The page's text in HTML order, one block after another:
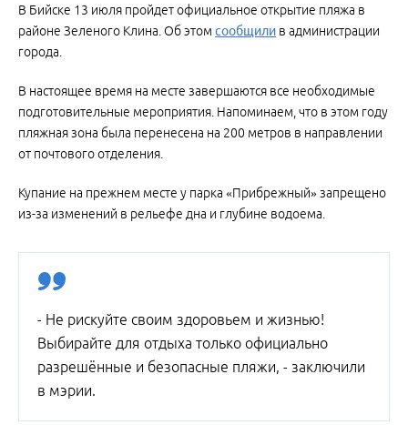
В Бийске 13 июля пройдет официальное открытие пляжа в
районе Зеленого Клина. Об этом сообщили в администрации
города.
В настоящее время на месте завершаются все необходимые
подготовительные мероприятия. Напоминаем, что в этом году
пляжная зона была перенесена на 200 метров в направлении
от почтового отделения.
Купание на прежнем месте у парка «Прибрежный» запрещено
из-за изменений в рельефе дна и глубине водоема.
- Не рискуйте своим здоровьем и жизнью!
Выбирайте для отдыха только официально
разрешённые и безопасные пляжи, - заключили
в мэрии.